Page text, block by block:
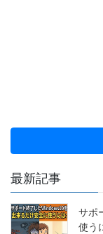
最新記事
サポ
使う